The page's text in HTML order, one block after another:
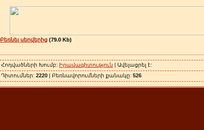
Բեռնել սերվերից (79.0 Kb)
Հոդվածների Խումբ: Իրավագիտություն | Ավելացրել է:
Դիտումներ: 2220 | Բեռնավորումների քանակը: 526